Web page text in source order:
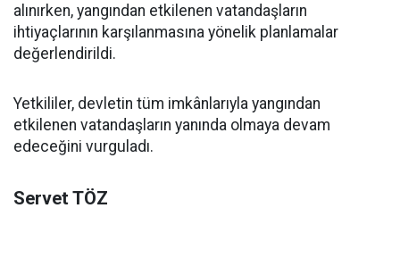
alınırken, yangından etkilenen vatandaşların
ihtiyaçlarının karşılanmasına yönelik planlamalar
değerlendirildi.
Yetkililer, devletin tüm imkânlarıyla yangından
etkilenen vatandaşların yanında olmaya devam
edeceğini vurguladı.
Servet TÖZ